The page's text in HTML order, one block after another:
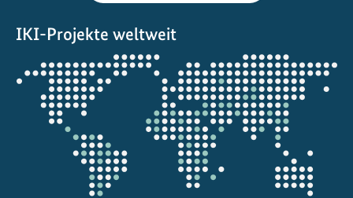
h
a
l
t
i
g
IKI-Projekte weltweit
Öffnet
die
Projektkarte